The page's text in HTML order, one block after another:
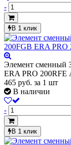
-
В 1 клик
Элемент сменный
ERA PRO 200RFE
465 руб. за 1 шт
В наличии
-
В 1 клик